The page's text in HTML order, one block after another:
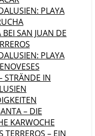
PLAYA
SAN JUAN DE
PLAYA
STRÄNDE IN
– DIE
KARWOCHE
TERREROS – EIN